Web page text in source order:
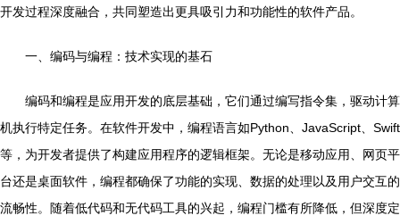
开发过程深度融合，共同塑造出更具吸引力和功能性的软件产品。
一、编码与编程：技术实现的基石
编码和编程是应用开发的底层基础，它们通过编写指令集，驱动计算
机执行特定任务。在软件开发中，编程语言如Python、JavaScript、Swift
等，为开发者提供了构建应用程序的逻辑框架。无论是移动应用、网页平
台还是桌面软件，编程都确保了功能的实现、数据的处理以及用户交互的
流畅性。随着低代码和无代码工具的兴起，编程门槛有所降低，但深度定